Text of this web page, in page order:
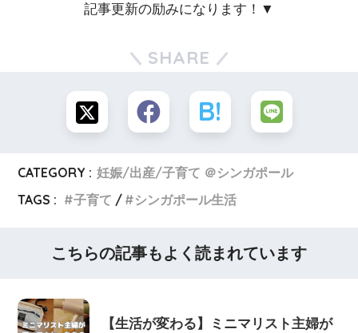
記事更新の励みになります！▼
SHARE
CATEGORY : 妊娠/出産/子育て ＠シンガポール
TAGS :
子育て シンガポール生活
こちらの記事もよく読まれています
【生活が変わる】ミニマリスト主婦が